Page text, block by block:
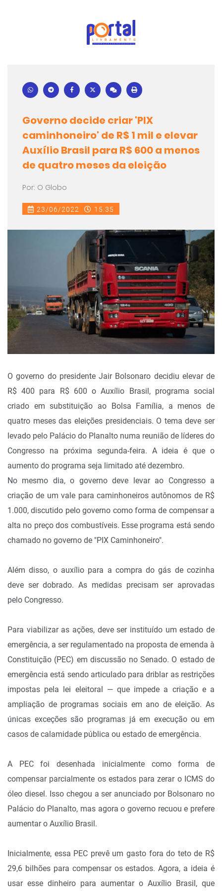
Governo decide criar 'PIX
caminhoneiro' de R$ 1 mil e elevar
Auxílio Brasil para R$ 600 a menos
de quatro meses da eleição
Por: O Globo
23/06/2022 15:35
O governo do presidente Jair Bolsonaro decidiu elevar de
R$ 400 para R$ 600 o Auxílio Brasil, programa social
criado em substituição ao Bolsa Família, a menos de
quatro meses das eleições presidenciais. O tema deve ser
levado pelo Palácio do Planalto numa reunião de líderes do
Congresso na próxima segunda-feira. A ideia é que o
aumento do programa seja limitado até dezembro.
No mesmo dia, o governo deve levar ao Congresso a
criação de um vale para caminhoneiros autônomos de R$
1.000, discutido pelo governo como forma de compensar a
alta no preço dos combustíveis. Esse programa está sendo
chamado no governo de "PIX Caminhoneiro".
Além disso, o auxílio para a compra do gás de cozinha
deve ser dobrado. As medidas precisam ser aprovadas
pelo Congresso.
Para viabilizar as ações, deve ser instituído um estado de
emergência, a ser regulamentado na proposta de emenda à
Constituição (PEC) em discussão no Senado. O estado de
emergência está sendo articulado para driblar as restrições
impostas pela lei eleitoral — que impede a criação e a
ampliação de programas sociais em ano de eleição. As
únicas exceções são programas já em execução ou em
casos de calamidade pública ou estado de emergência.
A PEC foi desenhada inicialmente como forma de
compensar parcialmente os estados para zerar o ICMS do
óleo diesel. Isso chegou a ser anunciado por Bolsonaro no
Palácio do Planalto, mas agora o governo recuou e prefere
aumentar o Auxílio Brasil.
Inicialmente, essa PEC prevê um gasto fora do teto de R$
29,6 bilhões para compensar os estados. Agora, a ideia é
usar esse dinheiro para aumentar o Auxílio Brasil, que